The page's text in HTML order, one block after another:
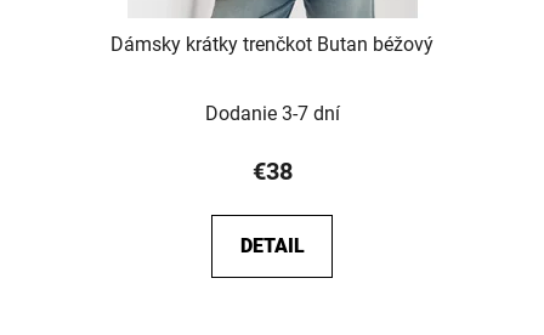
Dámsky krátky trenčkot Butan béžový
Dodanie 3-7 dní
€38
DETAIL